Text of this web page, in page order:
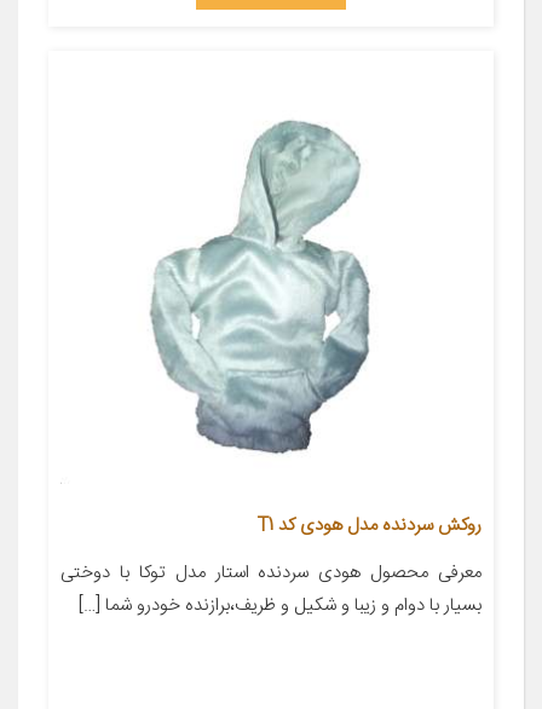
روکش سردنده مدل هودی کد T1
معرفی محصول هودی سردنده استار مدل توکا با دوختی
بسیار با دوام و زیبا و شکیل و ظریف،برازنده خودرو شما […]